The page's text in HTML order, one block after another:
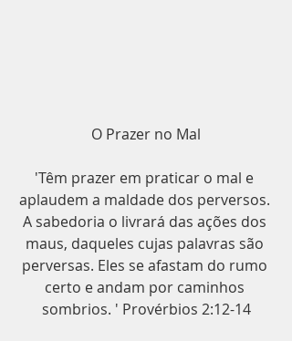
O Prazer no Mal
'Têm prazer em praticar o mal e
aplaudem a maldade dos perversos.
A sabedoria o livrará das ações dos
maus, daqueles cujas palavras são
perversas. Eles se afastam do rumo
certo e andam por caminhos
sombrios. ' Provérbios 2:12-14